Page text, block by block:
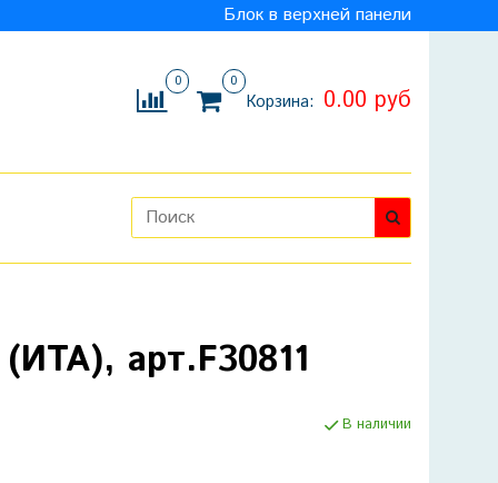
Блок в верхней панели
0 0
Корзина: 0.00 руб
арт.F30811
В наличии